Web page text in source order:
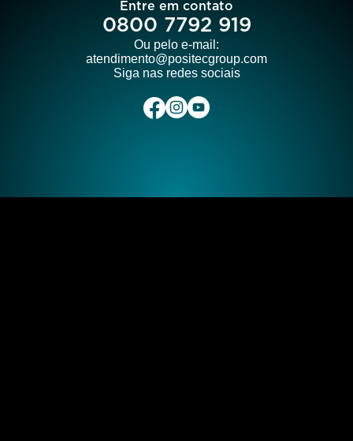
Entre em contato
0800 7792 919
Ou pelo e-mail:
atendimento@positecgroup.com
Siga nas redes sociais